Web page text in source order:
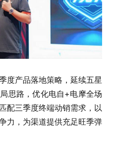
度产品落地策略，延续五星
思路，优化电自+电摩全场
配三季度终端动销需求，以
力，为渠道提供充足旺季弹